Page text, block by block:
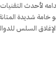
لأحدث
خامة شديدة
السلس